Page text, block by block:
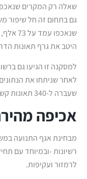
שאלה רק המקרים
שנאכפו
היטב את גרף תאונות
למסקנה זו הגיעו גם
לאחר שניתחו את
שעברה ל-340 תאונות קשות וקטלניות.
אכיפה
מבחינת אגף התנועה
רשיונות -ובמיוחד עם
לרמזור ועקיפות.